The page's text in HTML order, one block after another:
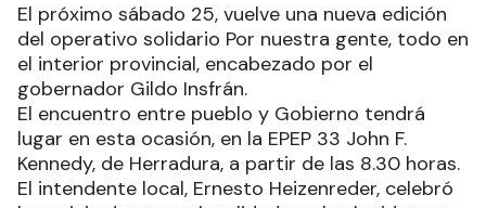
El próximo sábado 25, vuelve una nueva edición
del operativo solidario Por nuestra gente, todo en
el interior provincial, encabezado por el
gobernador Gildo Insfrán.
El encuentro entre pueblo y Gobierno tendrá
lugar en esta ocasión, en la EPEP 33 John F.
Kennedy, de Herradura, a partir de las 8.30 horas.
El intendente local, Ernesto Heizenreder, celebró